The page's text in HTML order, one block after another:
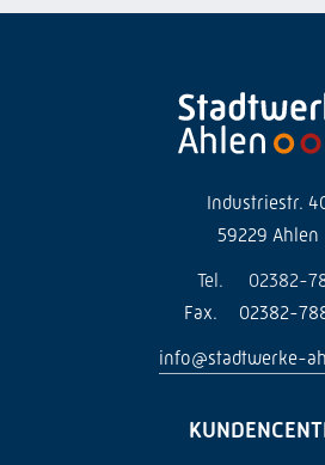
Industriestr.
59229 Ahlen
Tel.
02382-
Fax.
02382-
info@stadtwerke-